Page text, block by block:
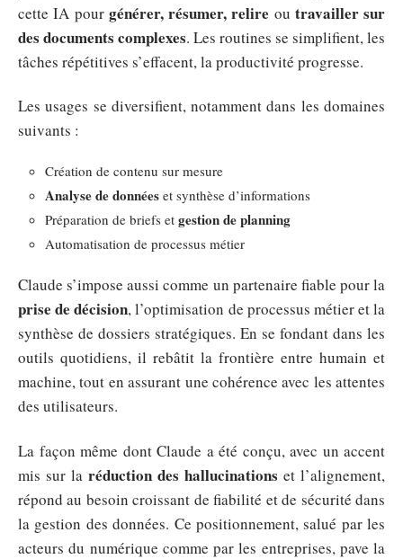
cette IA pour générer, résumer, relire ou travailler sur
des documents complexes. Les routines se simplifient, les
tâches répétitives s’effacent, la productivité progresse.
Les usages se diversifient, notamment dans les domaines
suivants :
Création de contenu sur mesure
Analyse de données et synthèse d’informations
Préparation de briefs et gestion de planning
Automatisation de processus métier
Claude s’impose aussi comme un partenaire fiable pour la
prise de décision, l’optimisation de processus métier et la
synthèse de dossiers stratégiques. En se fondant dans les
outils quotidiens, il rebâtit la frontière entre humain et
machine, tout en assurant une cohérence avec les attentes
des utilisateurs.
La façon même dont Claude a été conçu, avec un accent
mis sur la réduction des hallucinations et l’alignement,
répond au besoin croissant de fiabilité et de sécurité dans
la gestion des données. Ce positionnement, salué par les
acteurs du numérique comme par les entreprises, pave la